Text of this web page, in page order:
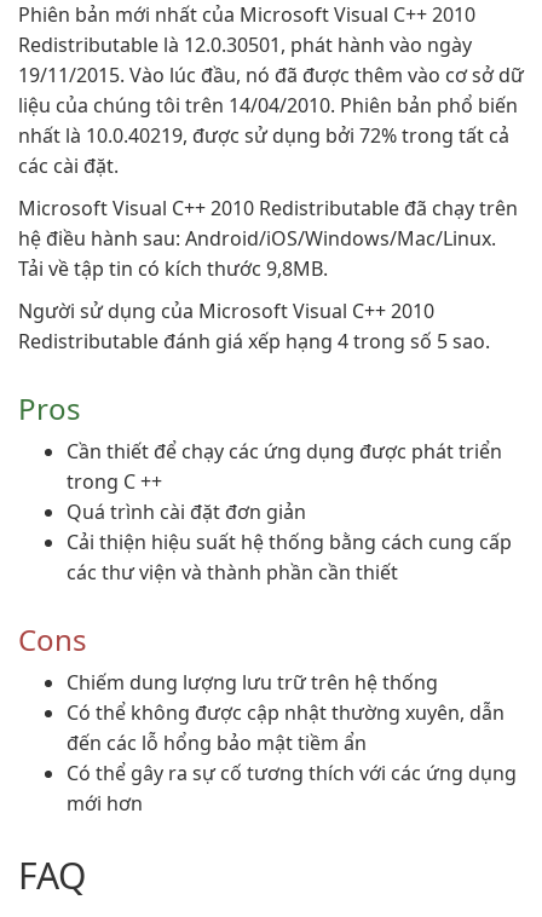
Phiên bản mới nhất của Microsoft Visual C++ 2010
Redistributable là 12.0.30501, phát hành vào ngày
19/11/2015. Vào lúc đầu, nó đã được thêm vào cơ sở dữ
liệu của chúng tôi trên 14/04/2010. Phiên bản phổ biến
nhất là 10.0.40219, được sử dụng bởi 72% trong tất cả
các cài đặt.
Microsoft Visual C++ 2010 Redistributable đã chạy trên
hệ điều hành sau: Android/iOS/Windows/Mac/Linux.
Tải về tập tin có kích thước 9,8MB.
Người sử dụng của Microsoft Visual C++ 2010
Redistributable đánh giá xếp hạng 4 trong số 5 sao.
Pros
Cần thiết để chạy các ứng dụng được phát triển
trong C ++
Quá trình cài đặt đơn giản
Cải thiện hiệu suất hệ thống bằng cách cung cấp
các thư viện và thành phần cần thiết
Cons
Chiếm dung lượng lưu trữ trên hệ thống
Có thể không được cập nhật thường xuyên, dẫn
đến các lỗ hổng bảo mật tiềm ẩn
Có thể gây ra sự cố tương thích với các ứng dụng
mới hơn
FAQ